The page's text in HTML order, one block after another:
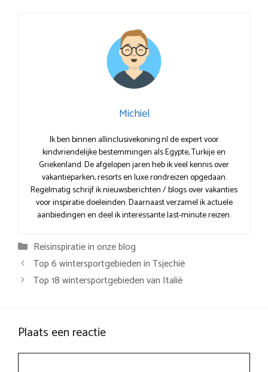
Michiel
Ik ben binnen allinclusivekoning.nl de expert voor
kindvriendelijke bestemmingen als Egypte, Turkije en
Griekenland. De afgelopen jaren heb ik veel kennis over
vakantieparken, resorts en luxe rondreizen opgedaan.
Regelmatig schrijf ik nieuwsberichten / blogs over vakanties
voor inspiratie doeleinden. Daarnaast verzamel ik actuele
aanbiedingen en deel ik interessante last-minute reizen.
Categorieën
Reisinspiratie in onze blog
Top 6 wintersportgebieden in Tsjechië
Top 18 wintersportgebieden van Italië
Plaats een reactie